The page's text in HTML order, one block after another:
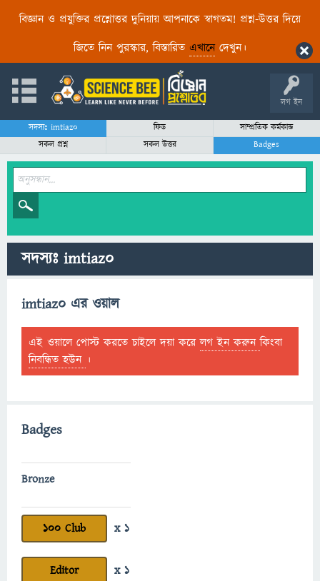
বিজ্ঞান ও প্রযুক্তির প্রশ্নোত্তর দুনিয়ায় আপনাকে স্বাগতম! প্রশ্ন-উত্তর দিয়ে
জিতে নিন পুরস্কার, বিস্তারিত এখানেদেখুন।
লগ ইন
সদস্যঃ imtiaz0 ফিড
সাম্প্রতিক কর্মকান্ড
সকল প্রশ্ন
সকল উত্তর Badges
সদস্যঃ imtiaz0
imtiaz0 এর ওয়াল
এই ওয়ালে পোস্ট করতে চাইলে দয়া করেলগ ইন করুনকিংবা
নিবন্ধিত হউন ।
Badges
Bronze
100 Club x 1
Editor x 1